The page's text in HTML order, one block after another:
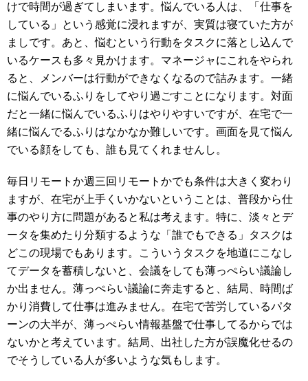
けで時間が過ぎてしまいます。悩んでいる人は、「仕事を
している」という感覚に浸れますが、実質は寝ていた方が
ましです。あと、悩むという行動をタスクに落とし込んで
いるケースも多々見かけます。マネージャにこれをやられ
ると、メンバーは行動ができなくなるので詰みます。一緒
に悩んでいるふりをしてやり過ごすことになります。対面
だと一緒に悩んでいるふりはやりやすいですが、在宅で一
緒に悩んでるふりはなかなか難しいです。画面を見て悩ん
でいる顔をしても、誰も見てくれませんし。
毎日リモートか週三回リモートかでも条件は大きく変わり
ますが、在宅が上手くいかないということは、普段から仕
事のやり方に問題があると私は考えます。特に、淡々とデ
ータを集めたり分類するような「誰でもできる」タスクは
どこの現場でもあります。こういうタスクを地道にこなし
てデータを蓄積しないと、会議をしても薄っぺらい議論し
か出ません。薄っぺらい議論に奔走すると、結局、時間ば
かり消費して仕事は進みません。在宅で苦労しているパタ
ーンの大半が、薄っぺらい情報基盤で仕事してるからでは
ないかと考えています。結局、出社した方が誤魔化せるの
でそうしている人が多いような気もします。